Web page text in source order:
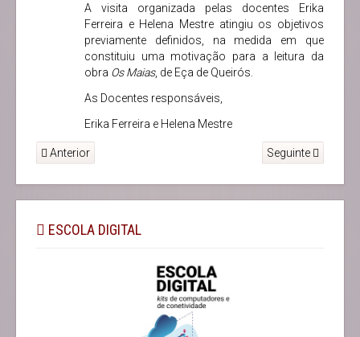
A visita organizada pelas docentes Erika
Ferreira e Helena Mestre atingiu os objetivos
previamente definidos, na medida em que
constituiu uma motivação para a leitura da
obra Os Maias, de Eça de Queirós.
As Docentes responsáveis,
Erika Ferreira e Helena Mestre
Anterior Seguinte
ESCOLA DIGITAL